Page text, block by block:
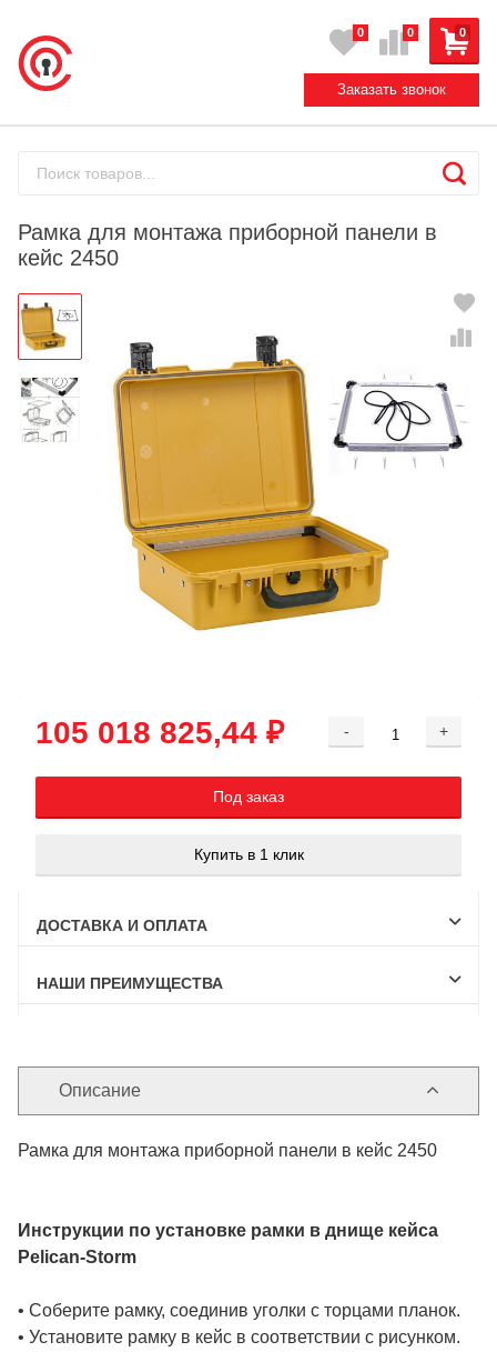
0
0 0
Заказать звонок
Рамка для монтажа приборной панели в
кейс 2450
105 018 825,44 ₽ -
+
Под заказ
Купить в 1 клик
ДОСТАВКА И ОПЛАТА
НАШИ ПРЕИМУЩЕСТВА
Описание
Рамка для монтажа приборной панели в кейс 2450
Инструкции по установке рамки в днище кейса
Pelican-Storm
• Соберите рамку, соединив уголки с торцами планок.
• Установите рамку в кейс в соответствии с рисунком.